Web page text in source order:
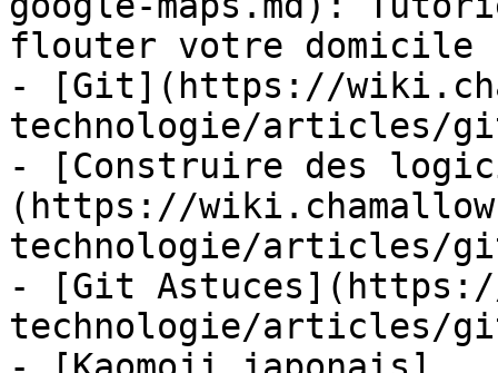
flouter votre domicile
- [Git](https://
technologie/articles/
- [Construire des
(https://
technologie/articles/
- [Git
technologie/articles/